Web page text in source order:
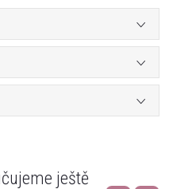
ještě